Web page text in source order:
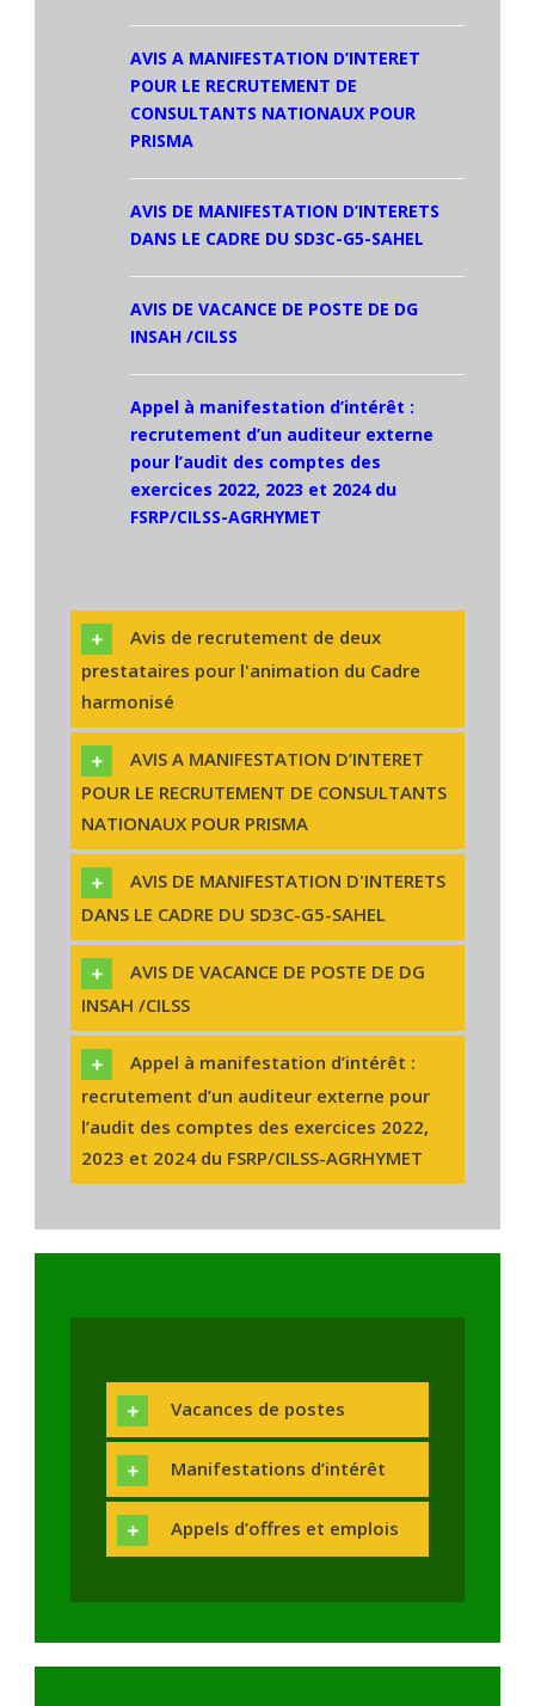
AVIS A MANIFESTATION D’INTERET
POUR LE RECRUTEMENT DE
CONSULTANTS NATIONAUX POUR
PRISMA
AVIS DE MANIFESTATION D’INTERETS
DANS LE CADRE DU SD3C-G5-SAHEL
AVIS DE VACANCE DE POSTE DE DG
INSAH /CILSS
Appel à manifestation d’intérêt :
recrutement d’un auditeur externe
pour l’audit des comptes des
exercices 2022, 2023 et 2024 du
FSRP/CILSS-AGRHYMET
Avis de recrutement de deux
prestataires pour l'animation du Cadre
harmonisé
AVIS A MANIFESTATION D’INTERET
POUR LE RECRUTEMENT DE CONSULTANTS
NATIONAUX POUR PRISMA
AVIS DE MANIFESTATION D'INTERETS
DANS LE CADRE DU SD3C-G5-SAHEL
AVIS DE VACANCE DE POSTE DE DG
INSAH /CILSS
Appel à manifestation d’intérêt :
recrutement d’un auditeur externe pour
l’audit des comptes des exercices 2022,
2023 et 2024 du FSRP/CILSS-AGRHYMET
Vacances de postes
Manifestations d’intérêt
Appels d’offres et emplois